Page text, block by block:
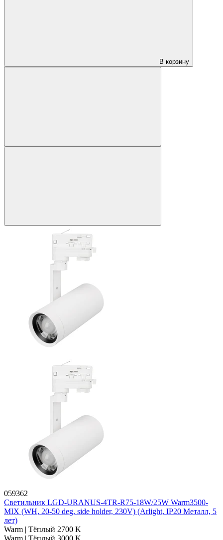
В корзину
059362
Светильник LGD-URANUS-4TR-R75-18W/25W Warm3500-
MIX (WH, 20-50 deg, side holder, 230V) (Arlight, IP20 Металл, 5
лет)
Warm | Тёплый 2700 K